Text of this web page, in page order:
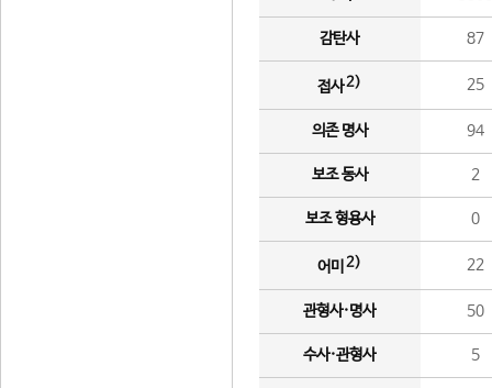
감탄사 87
접사2) 25
의존 명사 94
보조 동사 2
보조 형용사 0
어미 2) 22
관형사·명사 50
수사·관형사 5